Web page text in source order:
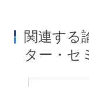
関連する
ター・セ